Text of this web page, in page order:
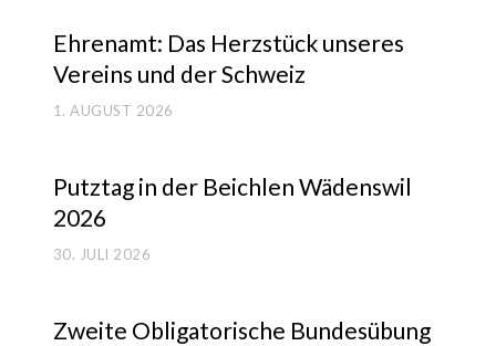
Ehren­amt: Das Herz­stück unse­res
Ver­eins und der Schweiz
1. AUGUST 2026
Putz­tag in der Beich­len Wädens­wil
2026
30. JULI 2026
Zwei­te Obli­ga­to­ri­sche Bun­des­übung